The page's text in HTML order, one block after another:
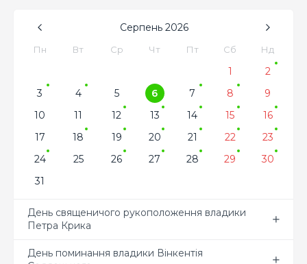
Серпень 2026
Пн Вт Ср Чт Пт Сб Нд
1
2
3
4 5 6 7 8
9
10
11 12 13 14 15
16
17
18 19 20 21 22
23
24
25 26 27 28 29
30
31
День священичого рукоположення владики
Петра Крика
День поминання владики Вінкентія